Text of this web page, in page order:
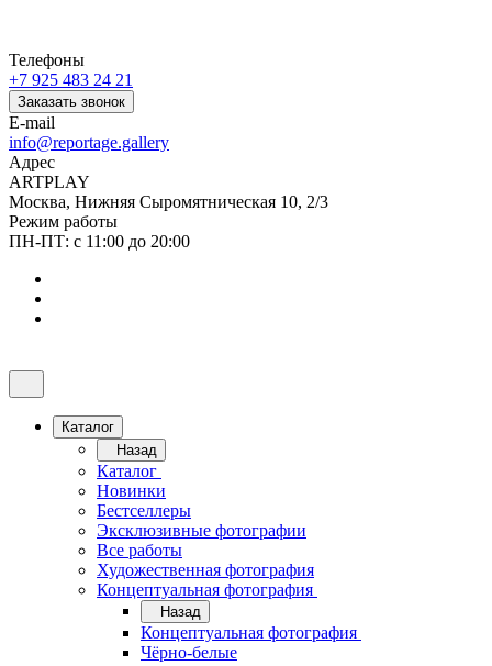
Телефоны
+7 925 483 24 21
Заказать звонок
E-mail
info@reportage.gallery
Адрес
ARTPLAY
Москва, Нижняя Сыромятническая 10, 2/3
Режим работы
ПН-ПТ: с 11:00 до 20:00
Каталог
Назад
Каталог
Новинки
Бестселлеры
Эксклюзивные фотографии
Все работы
Художественная фотография
Концептуальная фотография
Назад
Концептуальная фотография
Чёрно-белые